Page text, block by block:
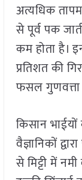
अत्यधिक
से पूर्व पक
कम होता है।
प्रतिशत की
फसल गुणवत्ता
किसान
वैज्ञानिकों
से मिट्टी में